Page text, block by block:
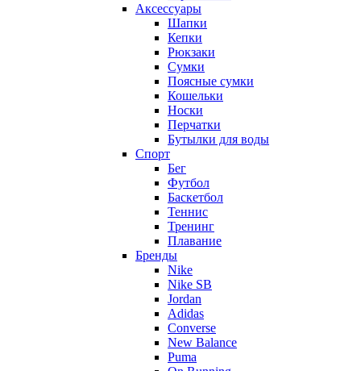
Аксессуары
Шапки
Кепки
Рюкзаки
Сумки
Поясные сумки
Кошельки
Носки
Перчатки
Бутылки для воды
Спорт
Бег
Футбол
Баскетбол
Теннис
Тренинг
Плавание
Бренды
Nike
Nike SB
Jordan
Adidas
Converse
New Balance
Puma